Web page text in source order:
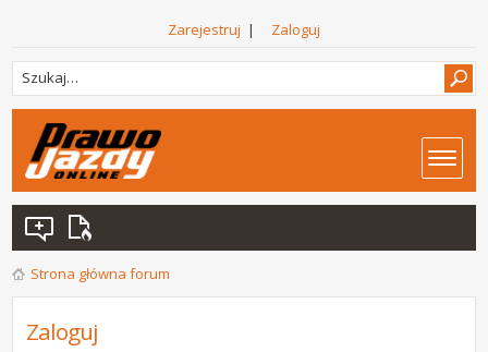
Zarejestruj | Zaloguj
Strona główna forum
Zaloguj